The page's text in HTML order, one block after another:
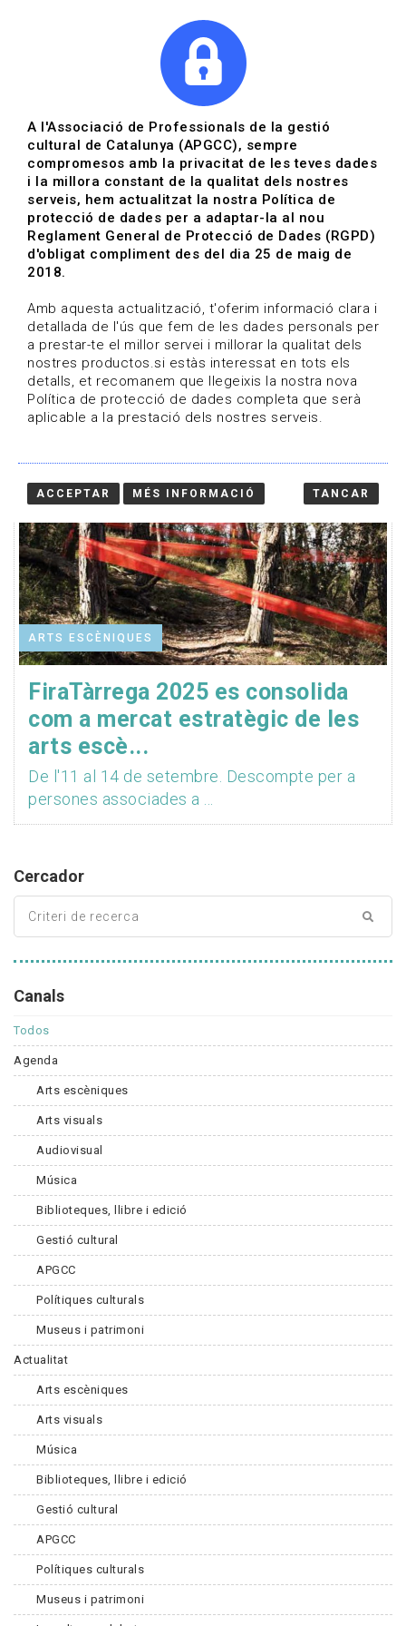
Actualitza't
Vols estar al dia?
HOME / BLOG
Estigues al dia
Convocatòries, activitats i notícies del sector de la
cultura.
ARTS ESCÈNIQUES
FiraTàrrega 2025 es consolida
com a mercat estratègic de les
arts escè...
De l'11 al 14 de setembre. Descompte per a
persones associades a ...
Cercador
Canals
Todos
Agenda
Arts escèniques
Arts visuals
Audiovisual
Música
Biblioteques, llibre i edició
Gestió cultural
APGCC
Polítiques culturals
Museus i patrimoni
Actualitat
Arts escèniques
Arts visuals
Música
Biblioteques, llibre i edició
Gestió cultural
APGCC
Polítiques culturals
Museus i patrimoni
A l'Associació de Professionals de la gestió
cultural de Catalunya (APGCC), sempre
compromesos amb la privacitat de les teves dades
i la millora constant de la qualitat dels nostres
serveis, hem actualitzat la nostra Política de
protecció de dades per a adaptar-la al nou
Reglament General de Protecció de Dades (RGPD)
d'obligat compliment des del dia 25 de maig de
2018.
Amb aquesta actualització, t'oferim informació clara i
detallada de l'ús que fem de les dades personals per
a prestar-te el millor servei i millorar la qualitat dels
nostres productos.si estàs interessat en tots els
detalls, et recomanem que llegeixis la nostra nova
Política de protecció de dades completa que serà
aplicable a la prestació dels nostres serveis.
ACCEPTAR MÉS INFORMACIÓ TANCAR